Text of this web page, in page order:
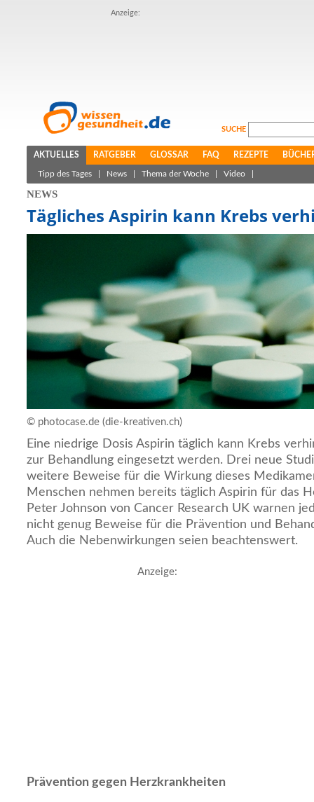
Anzeige:
SUCHE
AKTUELLES RATGEBER GLOSSAR FAQ REZEPTE
Tipp des Tages News Thema der Woche Video
NEWS
Tägliches Aspirin kann Krebs
© photocase.de (die-kreativen.ch)
Eine niedrige Dosis Aspirin täglich kann Krebs
zur Behandlung eingesetzt werden. Drei neue
weitere Beweise für die Wirkung dieses
Menschen nehmen bereits täglich Aspirin für das
Peter Johnson von Cancer Research UK warnen
nicht genug Beweise für die Prävention und
Auch die Nebenwirkungen seien beachtenswert.
Anzeige:
Prävention gegen Herzkrankheiten